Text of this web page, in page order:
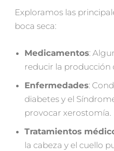
Exploramos las
boca seca:
Medicamentos:
reducir la producción
Enfermedades:
diabetes y el
provocar xerostomía.
Tratamientos
la cabeza y el cuello